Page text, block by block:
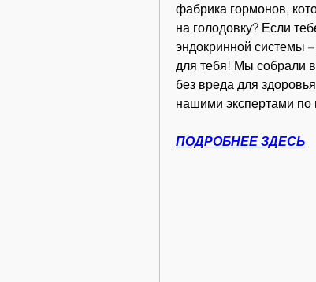
фабрика гормонов,
на голодовку? Если
эндокринной системы
для тебя! Мы собрали
без вреда для
нашими экспертами по
ПОДРОБНЕЕ ЗДЕСЬ